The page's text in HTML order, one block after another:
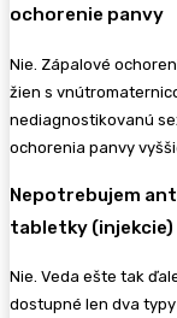
ochorenie panvy
Nie. Zápalové
žien s
nediagnostikovanú
ochorenia panvy
Nepotrebujem
tabletky (injekcie)
Nie. Veda ešte tak
dostupné len dva